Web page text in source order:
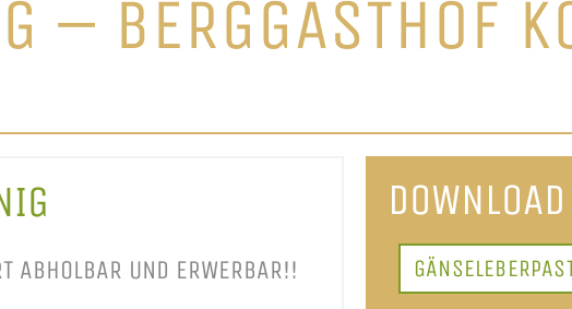
– BERGGASTHOF
ABHOLBAR UND ERWERBAR!!